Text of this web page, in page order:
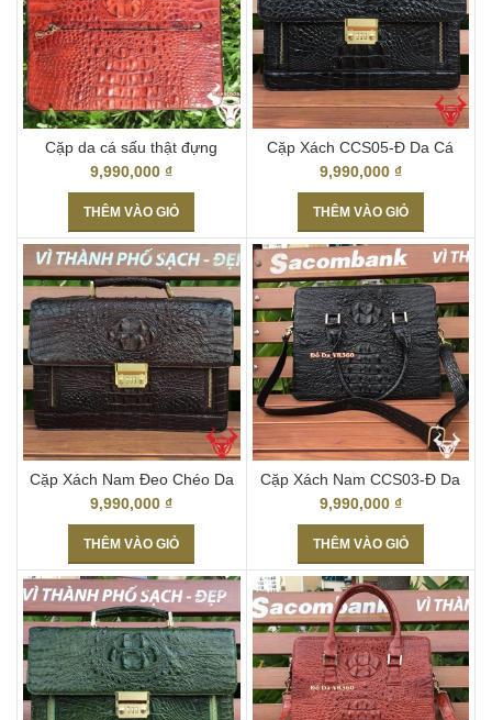
Cặp da cá sấu thật đựng
laptop 17 inch
9,990,000 ₫
THÊM VÀO GIỎ
Cặp Xách CCS05-Đ Da Cá
Sấu Thật
9,990,000 ₫
THÊM VÀO GIỎ
Cặp Xách Nam Đeo Chéo Da
Cá Sấu CCS05-N
9,990,000 ₫
THÊM VÀO GIỎ
Cặp Xách Nam CCS03-Đ Da
Cá Sấu Đựng Laptop
9,990,000 ₫
THÊM VÀO GIỎ